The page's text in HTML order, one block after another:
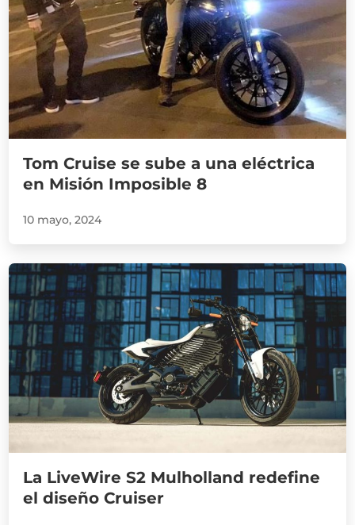
Tom Cruise se sube a una eléctrica
en Misión Imposible 8
10 mayo, 2024
La LiveWire S2 Mulholland redefine
el diseño Cruiser